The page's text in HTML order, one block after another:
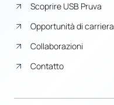
Scoprire USB Pruva
Opportunità di carriera
Collaborazioni
Contatto